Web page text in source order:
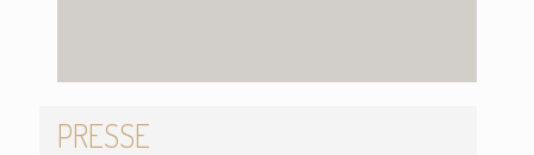
PRESSE